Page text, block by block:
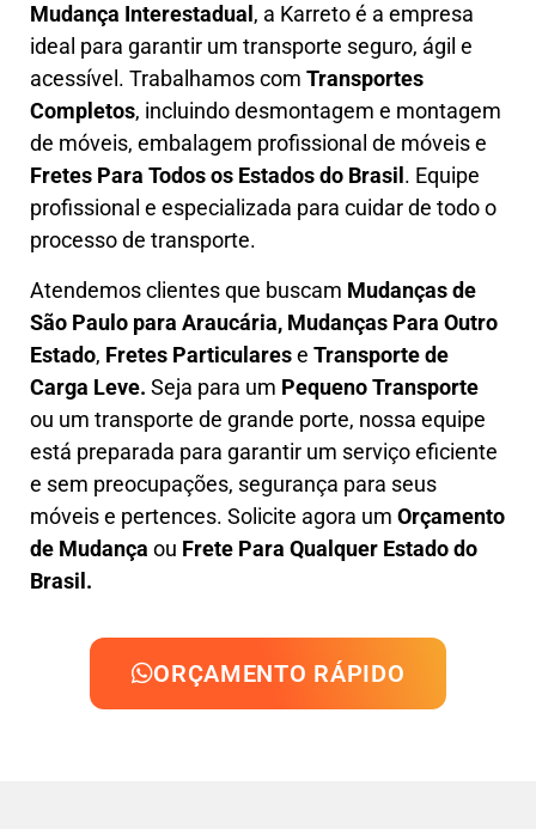
Mudança Interestadual , a Karretoé a empresa
ideal para garantir um transporte seguro, ágil e
acessível. Trabalhamos com Transportes
Completos, incluindodesmontagem e montagem
de móveis, embalagem profissional de móveis e
Fretes Para Todos os Estados do Brasil . Equipe
profissional e especializada para cuidar de todo o
processo de transporte.
Atendemos clientes que buscam Mudançasde
São Paulo para Araucária, Mudanças Para Outro
Estado, Fretes Particularese Transportede
Carga Leve. Seja para um Pequeno Transporte
ou um transporte de grande porte, nossa equipe
está preparada para garantir um serviço eficiente
e sem preocupações, segurança para seus
móveis e pertences. Solicite agora um Orçamento
de Mudança ou Frete Para Qualquer Estado do
Brasil.
ORÇAMENTO RÁPIDO